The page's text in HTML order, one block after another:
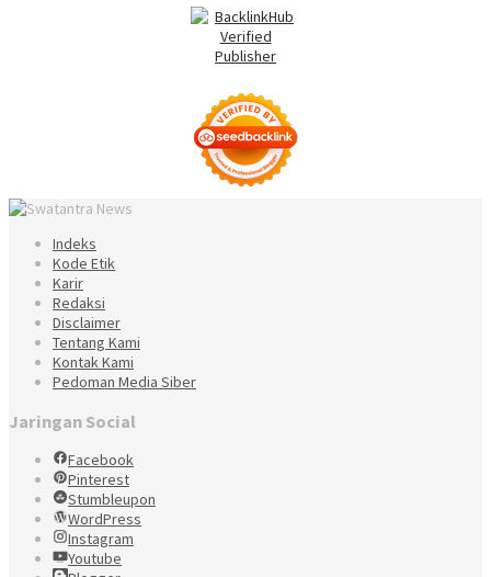
Indeks
Kode Etik
Karir
Redaksi
Disclaimer
Tentang Kami
Kontak Kami
Pedoman Media Siber
Jaringan Social
Facebook
Pinterest
Stumbleupon
WordPress
Instagram
Youtube